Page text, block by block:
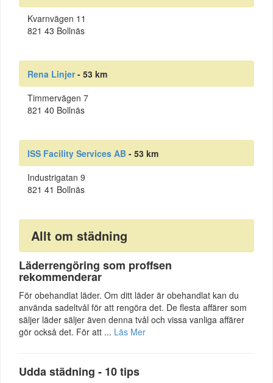
Kvarnvägen 11
821 43 Bollnäs
Rena Linjer- 53 km
Timmervägen 7
821 40 Bollnäs
ISS Facility Services AB - 53 km
Industrigatan 9
821 41 Bollnäs
Allt om städning
Läderrengöring som proffsen
rekommenderar
För obehandlat läder. Om ditt läder är obehandlat kan du
använda sadeltvål för att rengöra det. De flesta affärer som
säljer läder säljer även denna tvål och vissa vanliga affärer
gör också det. För att ... Läs Mer
Udda städning - 10 tips